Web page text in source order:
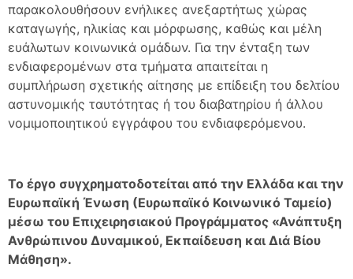
παρακολουθήσουν ενήλικες ανεξαρτήτως χώρας
καταγωγής, ηλικίας και μόρφωσης, καθώς και μέλη
ευάλωτων κοινωνικά ομάδων. Για την ένταξη των
ενδιαφερομένων στα τμήματα απαιτείται η
συμπλήρωση σχετικής αίτησης με επίδειξη του δελτίου
αστυνομικής ταυτότητας ή του διαβατηρίου ή άλλου
νομιμοποιητικού εγγράφου του ενδιαφερόμενου.
Το έργο συγχρηματοδοτείται από την Ελλάδα και την
Ευρωπαϊκή Ένωση (Ευρωπαϊκό Κοινωνικό Ταμείο)
μέσω του Επιχειρησιακού Προγράμματος «Ανάπτυξη
Ανθρώπινου Δυναμικού, Εκπαίδευση και Διά Βίου
Μάθηση».